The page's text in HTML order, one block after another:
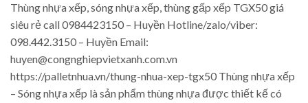
Thùng nhựa xếp, sóng nhựa xếp, thùng gấp xếp TGX50 giá
siêu rẻ call 0984423150 – Huyền Hotline/zalo/viber:
098.442.3150 – Huyền Email:
huyen@congnghiepvietxanh.com.vn
https://palletnhua.vn/thung-nhua-xep-tgx50 Thùng nhựa xếp
– Sóng nhựa xếp là sản phẩm thùng nhựa được thiết kế có